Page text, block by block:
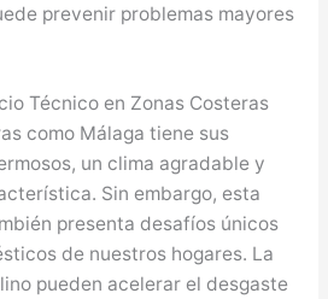
prevenir problemas mayores
Técnico en Zonas Costeras
como Málaga tiene sus
un clima agradable y
Sin embargo, esta
presenta desafíos únicos
de nuestros hogares. La
pueden acelerar el desgaste